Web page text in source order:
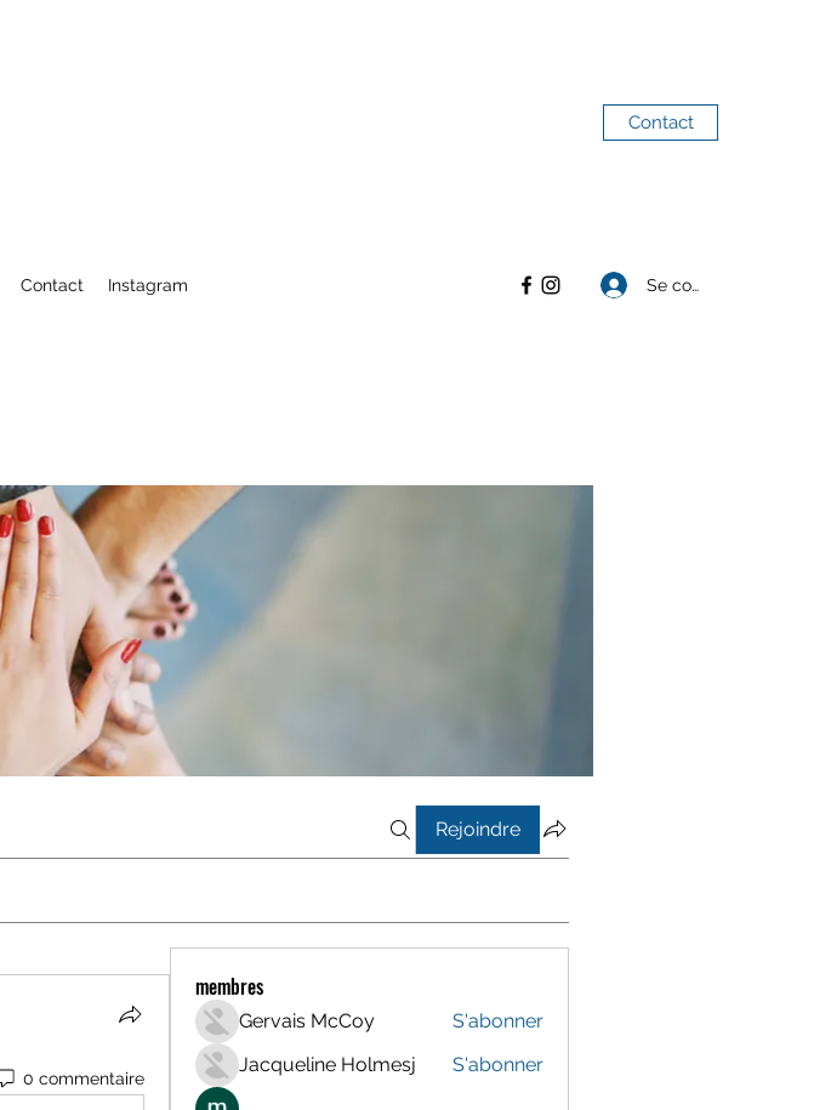
Contact
Contact Instagram Se connecter
Rejoindre
0 commentaire
membres
Gervais McCoy
S'abonner
Jacqueline Holmesj
S'abonner